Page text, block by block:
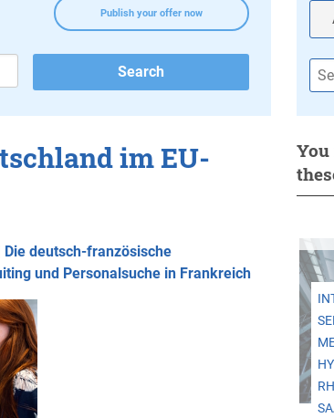
Publish your offer now
im EU-
Die deutsch-französische
und Personalsuche in Frankreich